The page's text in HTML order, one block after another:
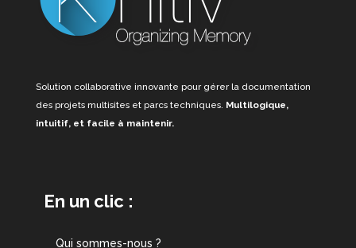
Solution collaborative innovante pour gérer la documentation
des projets multisites et parcs techniques. Multilogique,
intuitif, et facile à maintenir.
En un clic :
Qui sommes-nous ?